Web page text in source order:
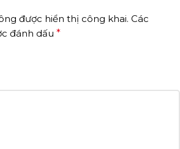
được hiển thị công khai. Các
đánh dấu *